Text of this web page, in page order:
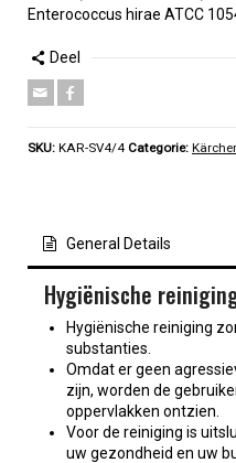
Enterococcus hirae ATCC
Deel
SKU: KAR-SV4/4 Categorie: Kärcher
General Details
Hygiënische
Hygiënische reiniging
substanties.
Omdat er geen
zijn, worden de
oppervlakken ontzien.
Voor de reiniging is
uw gezondheid en uw